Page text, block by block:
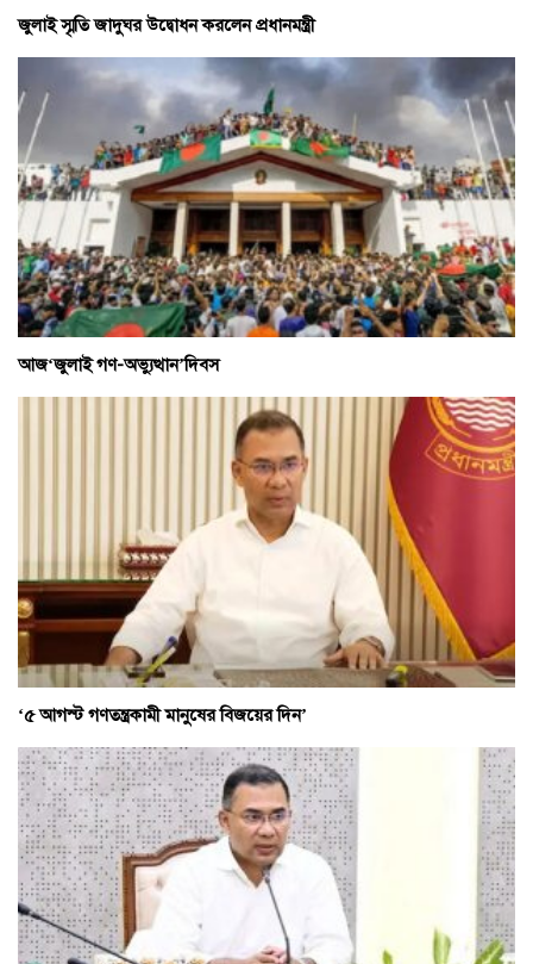
জুলাই স্মৃতি জাদুঘর উদ্বোধন করলেন প্রধানমন্ত্রী
আজ‘জুলাই গণ-অভ্যুত্থান’দিবস
‘৫ আগস্ট গণতন্ত্রকামী মানুষের বিজয়ের দিন’